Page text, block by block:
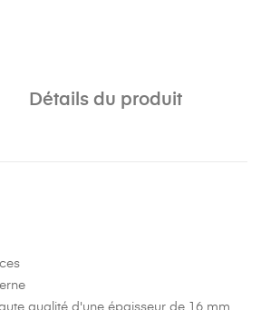
Détails du produit
qualité d'une épaisseur de 16 mm